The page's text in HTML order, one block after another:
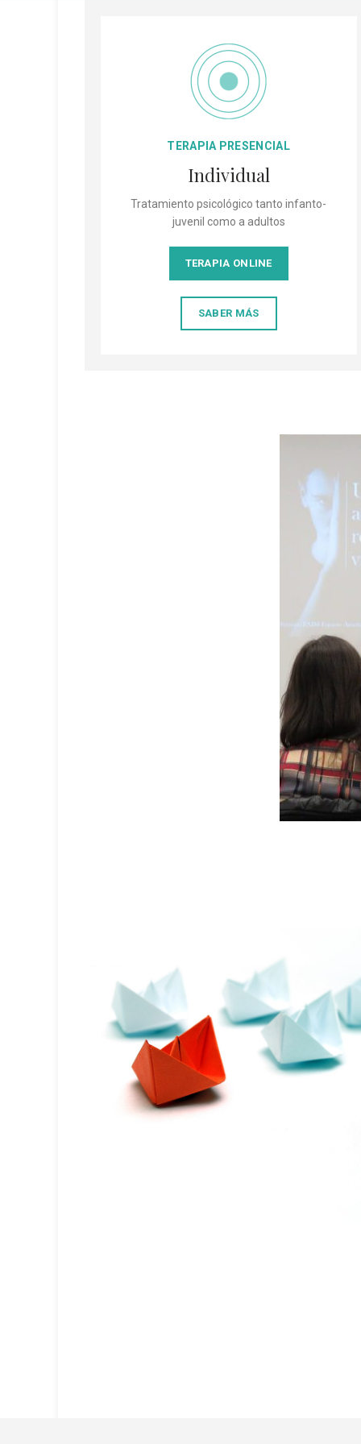
TERAPIA PRESENCIAL
Individual
Tratamiento psicológico tanto infanto-
juvenil como a adultos
TERAPIA ONLINE
SABER MÁS